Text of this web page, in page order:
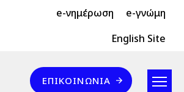
e-νημέρωση e-γνώμη
English Site
Επικοινωνία
ΕΠΙΚΟΙΝΩΝΊΑ